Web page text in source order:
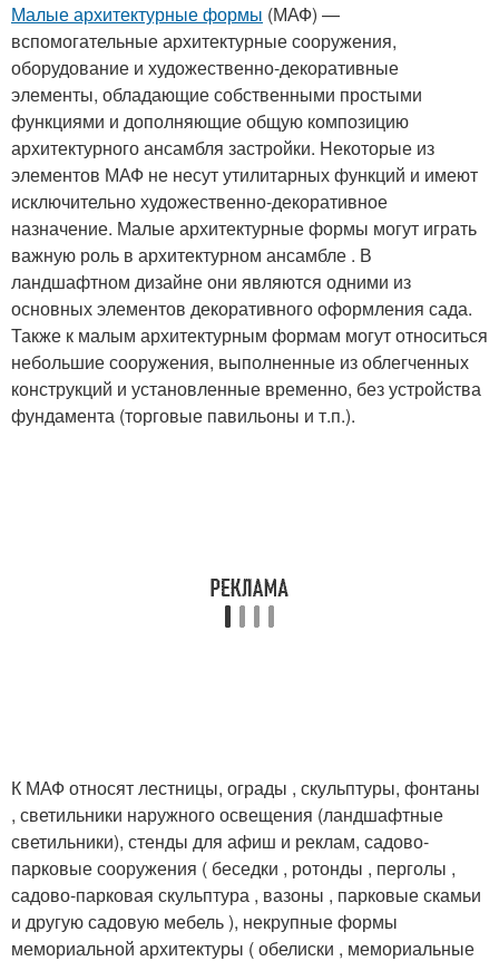
Малые архитектурные формы (МАФ) —
вспомогательные архитектурные сооружения,
оборудование и художественно-декоративные
элементы, обладающие собственными простыми
функциями и дополняющие общую композицию
архитектурного ансамбля застройки. Некоторые из
элементов МАФ не несут утилитарных функций и имеют
исключительно художественно-декоративное
назначение. Малые архитектурные формы могут играть
важную роль в архитектурном ансамбле . В
ландшафтном дизайне они являются одними из
основных элементов декоративного оформления сада.
Также к малым архитектурным формам могут относиться
небольшие сооружения, выполненные из облегченных
конструкций и установленные временно, без устройства
фундамента (торговые павильоны и т.п.).
К МАФ относят лестницы, ограды , скульптуры, фонтаны
, светильники наружного освещения (ландшафтные
светильники), стенды для афиш и реклам, садово-
парковые сооружения ( беседки , ротонды , перголы ,
садово-парковая скульптура , вазоны , парковые скамьи
и другую садовую мебель ), некрупные формы
мемориальной архитектуры ( обелиски , мемориальные